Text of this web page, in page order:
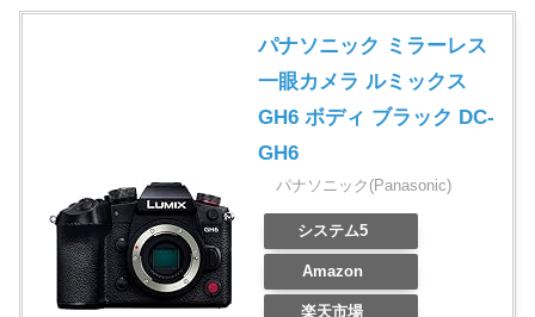
パナソニック ミラーレス
一眼カメラ ルミックス
GH6 ボディ ブラック DC-
GH6
パナソニック(Panasonic)
システム5
Amazon
楽天市場